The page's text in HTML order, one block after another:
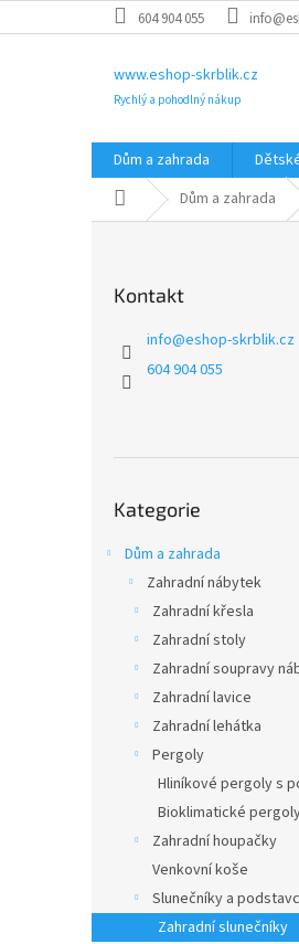
na
604 904 055
www.eshop-skrblik.cz
Rychlý a pohodlný nákup
Dům a zahrada
Domů Dům a zahrada
Kontakt
info@eshop-skrblik.cz
604 904 055
kategorie
Kategorie
Dům a zahrada
Zahradní nábytek
Zahradní křesla
Zahradní stoly
Zahradní soupravy
Zahradní lavice
Zahradní lehátka
Pergoly
Hliníkové pergoly s
Bioklimatické
Zahradní houpačky
Venkovní koše
Slunečníky a
Zahradní slunečníky